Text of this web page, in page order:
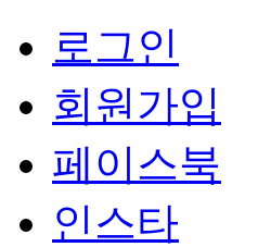
로그인
회원가입
페이스북
인스타